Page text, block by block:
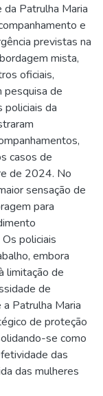
Patrulha Maria
e
previstas na
mista,
oficiais,
pesquisa de
policiais da
casos de
de 2024. No
sensação de
para
policiais
embora
limitação de
de
Patrulha Maria
de proteção
se como
das
das mulheres